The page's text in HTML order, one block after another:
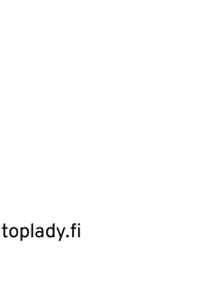
toplady.fi